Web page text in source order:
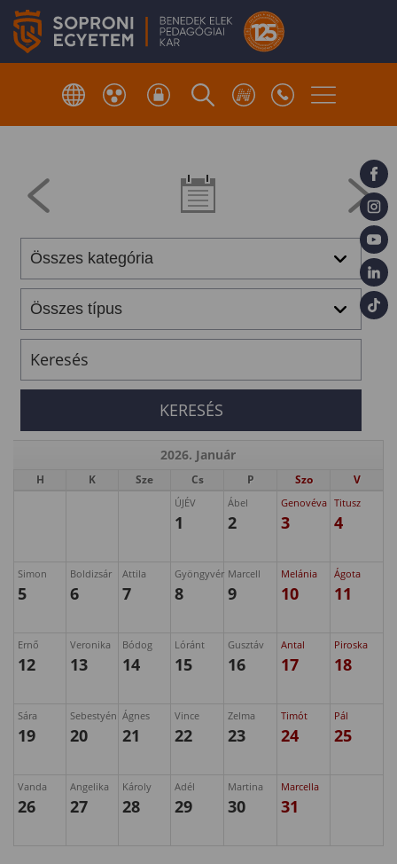
2026. Január
H K Sze Cs P Szo V
ÚJÉV
1
Ábel
2
Genovéva
3
Titusz
4
Simon
5
Boldizsár
6
Attila
7
Gyöngyvér
8
Marcell
9
Melánia
10
Ágota
11
Ernő
12
Veronika
13
Bódog
14
Lóránt
15
Gusztáv
16
Antal
17
Piroska
18
Sára
19
Sebestyén
20
Ágnes
21
Vince
22
Zelma
23
Timót
24
Pál
25
Vanda
26
Angelika
27
Károly
28
Adél
29
Martina
30
Marcella
31